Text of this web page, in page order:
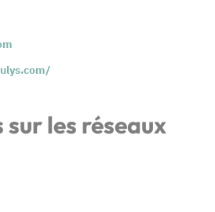
sur les réseaux